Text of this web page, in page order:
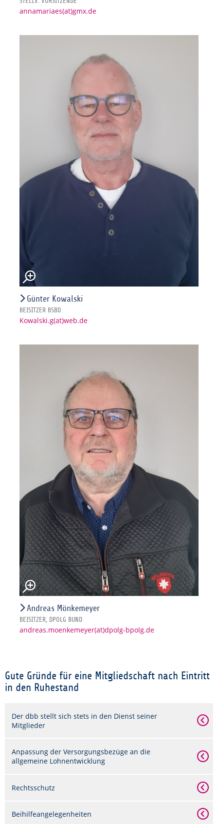
annamariaes(at)gmx.de
Günter Kowalski
BEISITZER BSBD
Kowalski.g(at)web.de
Andreas Mönkemeyer
BEISITZER, DPOLG BUND
andreas.moenkemeyer(at)dpolg-bpolg.de
Gute Gründe für eine Mitgliedschaft nach Eintritt
in den Ruhestand
Der dbb stellt sich stets in den Dienst seiner
Mitglieder
Anpassung der Versorgungsbezüge an die
allgemeine Lohnentwicklung
Rechtsschutz
Beihilfeangelegenheiten